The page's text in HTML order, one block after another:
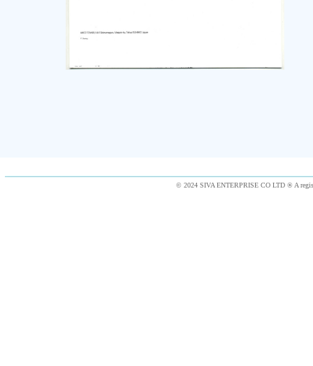
© 2024 SIVA ENTERPRISE CO LTD ® A